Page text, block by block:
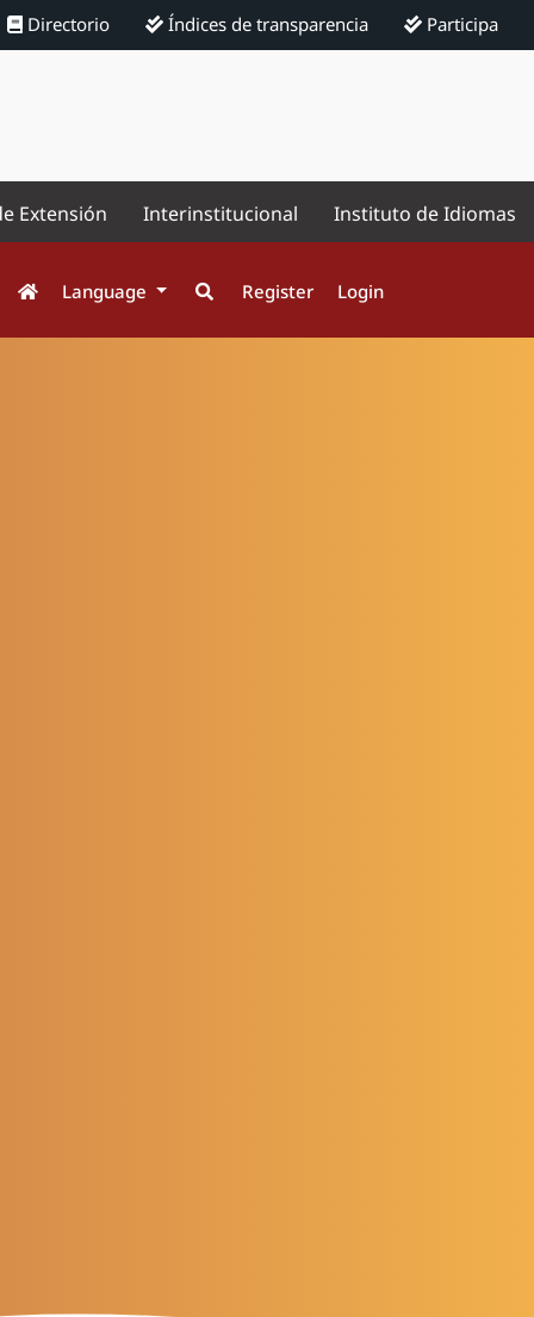
Directorio Índices de transparencia Participa
Extensión Interinstitucional Instituto de Idiomas
Language Register Login